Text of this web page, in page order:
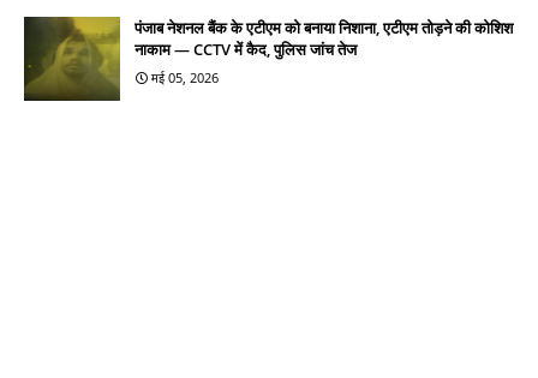
पंजाब नेशनल बैंक के एटीएम को बनाया निशाना, एटीएम तोड़ने की कोशिश
नाकाम — CCTV में कैद, पुलिस जांच तेज
मई 05, 2026